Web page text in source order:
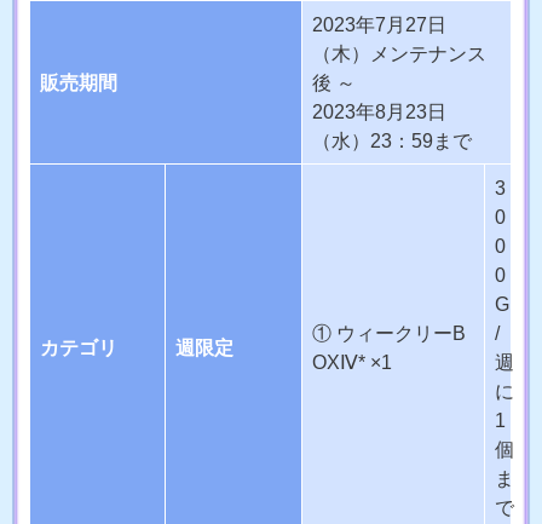
販売期間
2023年7月27日
（木）メンテナンス
後 ～
2023年8月23日
（水）23：59まで
カテゴリ 週限定
① ウィークリーB
OXⅣ* ×1
3
0
0
0
G
/
週
に
1
個
ま
で